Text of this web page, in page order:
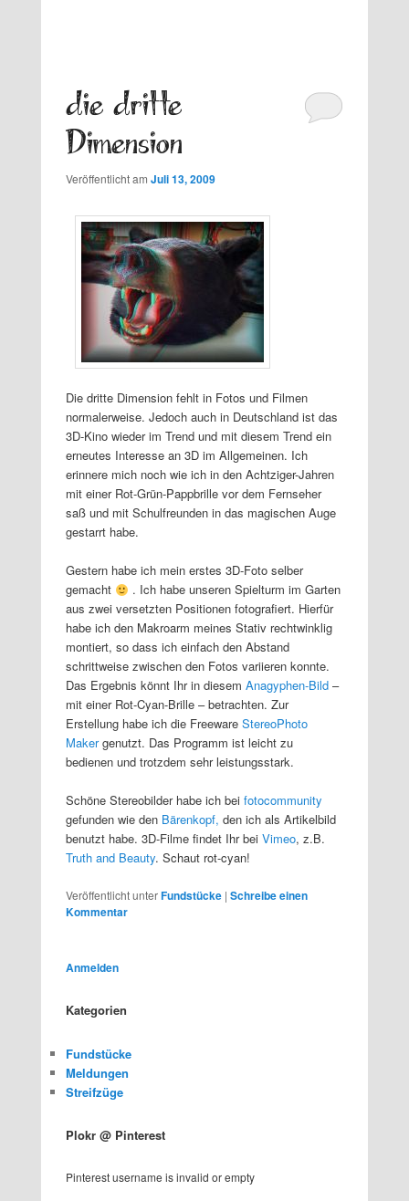
die dritte
Dimension
Veröffentlicht amJuli 13, 2009
Die dritte Dimension fehlt in Fotos und Filmen
normalerweise. Jedoch auch in Deutschland ist das
3D-Kino wieder im Trend und mit diesem Trend ein
erneutes Interesse an 3D im Allgemeinen. Ich
erinnere mich noch wie ich in den Achtziger-Jahren
mit einer Rot-Grün-Pappbrille vor dem Fernseher
saß und mit Schulfreunden in das magischen Auge
gestarrt habe.
Gestern habe ich mein erstes 3D-Foto selber
gemacht
. Ich habe unseren Spielturm im Garten
aus zwei versetzten Positionen fotografiert. Hierfür
habe ich den Makroarm meines Stativ rechtwinklig
montiert, so dass ich einfach den Abstand
schrittweise zwischen den Fotos variieren konnte.
Das Ergebnis könnt Ihr in diesemAnagyphen-Bild –
mit einer Rot-Cyan-Brille – betrachten. Zur
Erstellung habe ich die FreewareStereoPhoto
Makergenutzt. Das Programm ist leicht zu
bedienen und trotzdem sehr leistungsstark.
Schöne Stereobilder habe ich beifotocommunity
gefunden wie den Bärenkopf, den ich als Artikelbild
benutzt habe. 3D-Filme findet Ihr beiVimeo, z.B.
Truth and Beauty. Schaut rot-cyan!
Veröffentlicht unterFundstücke |Schreibe einen
Kommentar
Anmelden
Kategorien
Fundstücke
Meldungen
Streifzüge
Plokr @ Pinterest
Pinterest username is invalid or empty